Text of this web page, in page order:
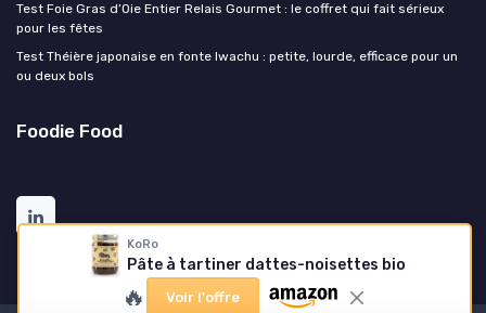
KoRo
Pâte à tartiner dattes-noisettes bio
🔥 Voir l'offre
Test Foie Gras d’Oie Entier Relais Gourmet : le coffret qui fait sérieux
pour les fêtes
Test Théière japonaise en fonte Iwachu : petite, lourde, efficace pour un
ou deux bols
Foodie Food